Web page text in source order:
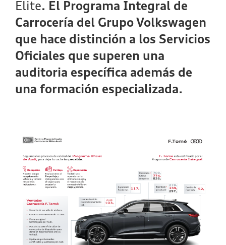
Elite. El Programa Integral de
Carrocería del Grupo Volkswagen
que hace distinción a los Servicios
Oficiales que superen una
auditoria específica además de
una formación especializada.